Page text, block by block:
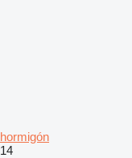
hormigón
14